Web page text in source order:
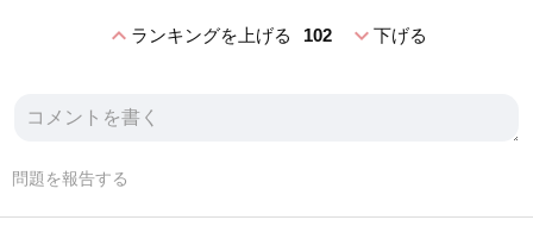
expand_lessランキングを上げる 102 expand_more下げる
問題を報告する